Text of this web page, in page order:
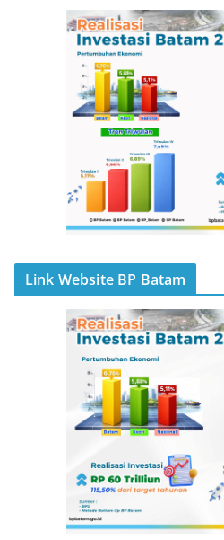
Link Website BP Batam